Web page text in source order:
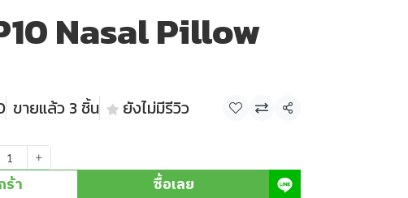
Nasal Pillow
ขายแล้ว 3 ชิ้น ยังไม่มีรีวิว แชร์
ร้า
ซื้อเลย